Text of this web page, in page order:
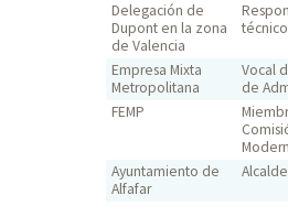
Delegación de
Dupont en la zona
de Valencia
técnico
Empresa Mixta
Metropolitana
Vocal
de
FEMP
Ayuntamiento de
Alfafar
Alcalde